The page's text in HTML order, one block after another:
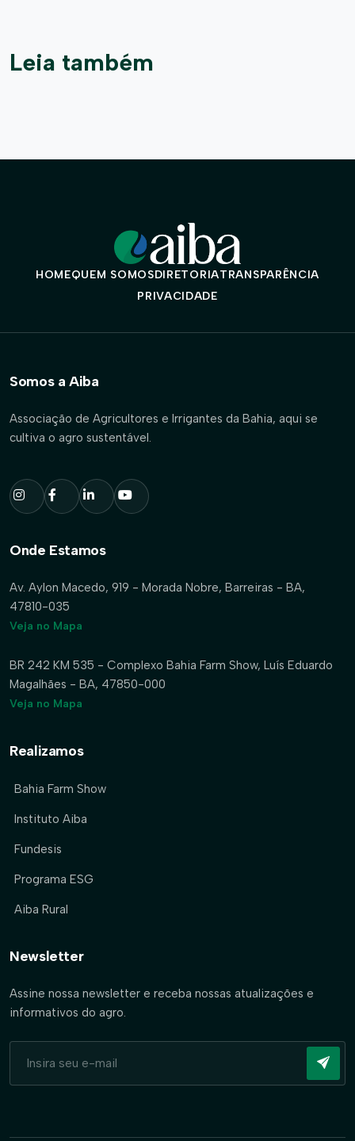
Leia também
HOMEQUEM SOMOSDIRETORIATRANSPARÊNCIA
PRIVACIDADE
Somos a Aiba
Associação de Agricultores e Irrigantes da Bahia, aqui se
cultiva o agro sustentável.
Onde Estamos
Av. Aylon Macedo, 919 - Morada Nobre, Barreiras - BA,
47810-035
Veja no Mapa
BR 242 KM 535 - Complexo Bahia Farm Show, Luís Eduardo
Magalhães - BA, 47850-000
Veja no Mapa
Realizamos
Bahia Farm Show
Instituto Aiba
Fundesis
Programa ESG
Aiba Rural
Newsletter
Assine nossa newsletter e receba nossas atualizações e
informativos do agro.